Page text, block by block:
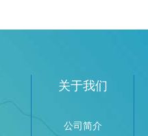
关于我们
公司简介